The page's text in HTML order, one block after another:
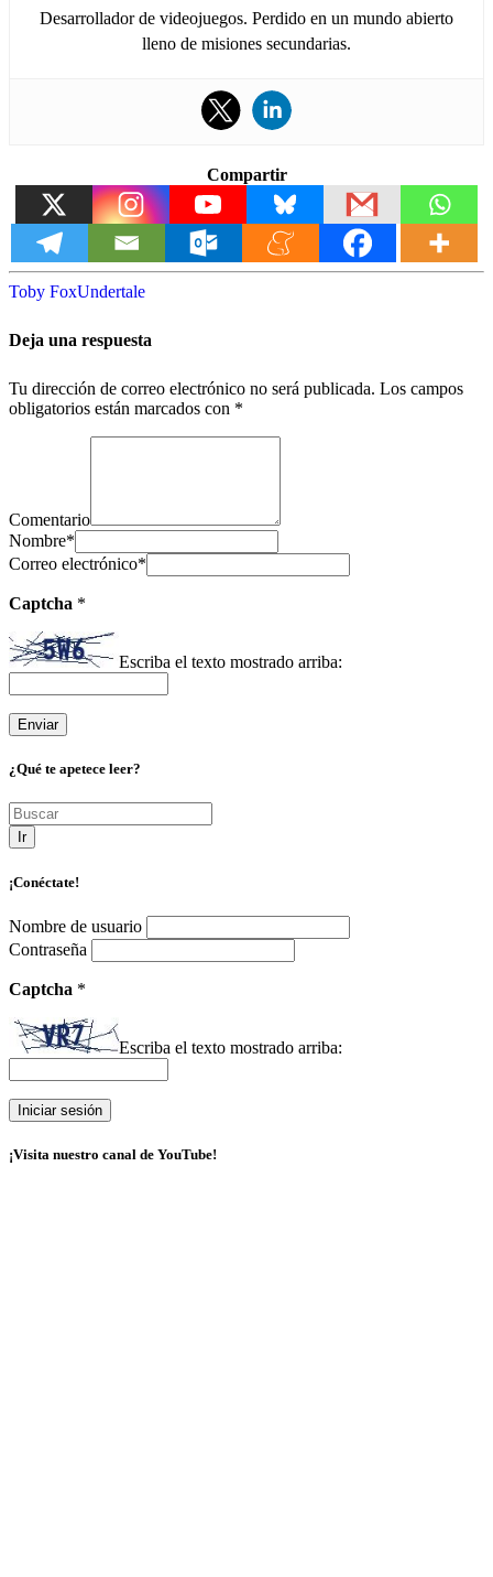
Desarrollador de videojuegos. Perdido en un mundo abierto
lleno de misiones secundarias.
Compartir
Toby FoxUndertale
Deja una respuesta
Tu dirección de correo electrónico no será publicada. Los campos
obligatorios están marcados con *
Comentario
Nombre*
Correo electrónico*
Captcha *
Escriba el texto mostrado arriba:
¿Qué te apetece leer?
Ir
¡Conéctate!
Nombre de usuario
Contraseña
Captcha *
Escriba el texto mostrado arriba:
¡Visita nuestro canal de YouTube!